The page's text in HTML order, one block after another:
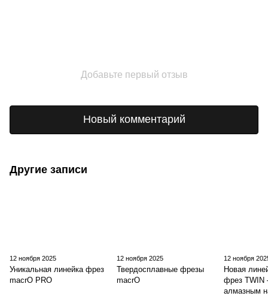
Добавьте первый отзыв
Новый комментарий
Другие записи
12 ноября 2025
Уникальная линейка фрез
macrO PRO
12 ноября 2025
Твердосплавные фрезы
macrO
12 ноября
Новая
фрез TWIN
алмазным